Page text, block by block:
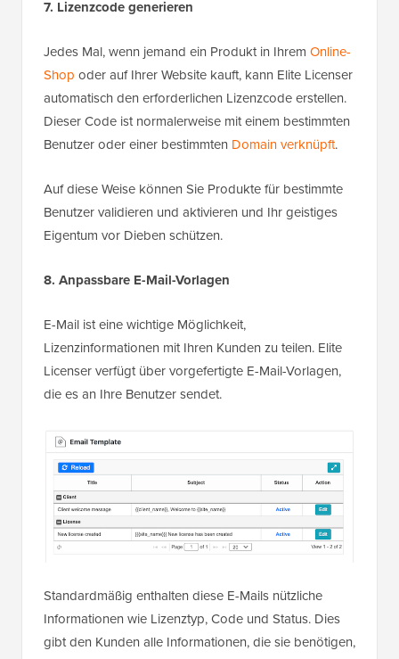
7. Lizenzcode generieren
Jedes Mal, wenn jemand ein Produkt in Ihrem Online-
Shop oder auf Ihrer Website kauft, kann Elite Licenser
automatisch den erforderlichen Lizenzcode erstellen.
Dieser Code ist normalerweise mit einem bestimmten
Benutzer oder einer bestimmten Domain verknüpft.
Auf diese Weise können Sie Produkte für bestimmte
Benutzer validieren und aktivieren und Ihr geistiges
Eigentum vor Dieben schützen.
8. Anpassbare E-Mail-Vorlagen
E-Mail ist eine wichtige Möglichkeit,
Lizenzinformationen mit Ihren Kunden zu teilen. Elite
Licenser verfügt über vorgefertigte E-Mail-Vorlagen,
die es an Ihre Benutzer sendet.
Standardmäßig enthalten diese E-Mails nützliche
Informationen wie Lizenztyp, Code und Status. Dies
gibt den Kunden alle Informationen, die sie benötigen,